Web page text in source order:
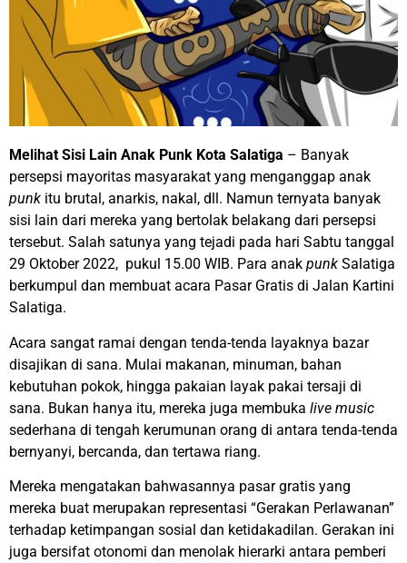
Melihat Sisi Lain Anak Punk Kota Salatiga – Banyak
persepsi mayoritas masyarakat yang menganggap anak
punk itu brutal, anarkis, nakal, dll. Namun ternyata banyak
sisi lain dari mereka yang bertolak belakang dari persepsi
tersebut. Salah satunya yang tejadi pada hari Sabtu tanggal
29 Oktober 2022, pukul 15.00 WIB. Para anak punk Salatiga
berkumpul dan membuat acara Pasar Gratis di Jalan Kartini
Salatiga.
Acara sangat ramai dengan tenda-tenda layaknya bazar
disajikan di sana. Mulai makanan, minuman, bahan
kebutuhan pokok, hingga pakaian layak pakai tersaji di
sana. Bukan hanya itu, mereka juga membuka live music
sederhana di tengah kerumunan orang di antara tenda-tenda
bernyanyi, bercanda, dan tertawa riang.
Mereka mengatakan bahwasannya pasar gratis yang
mereka buat merupakan representasi “Gerakan Perlawanan”
terhadap ketimpangan sosial dan ketidakadilan. Gerakan ini
juga bersifat otonomi dan menolak hierarki antara pemberi